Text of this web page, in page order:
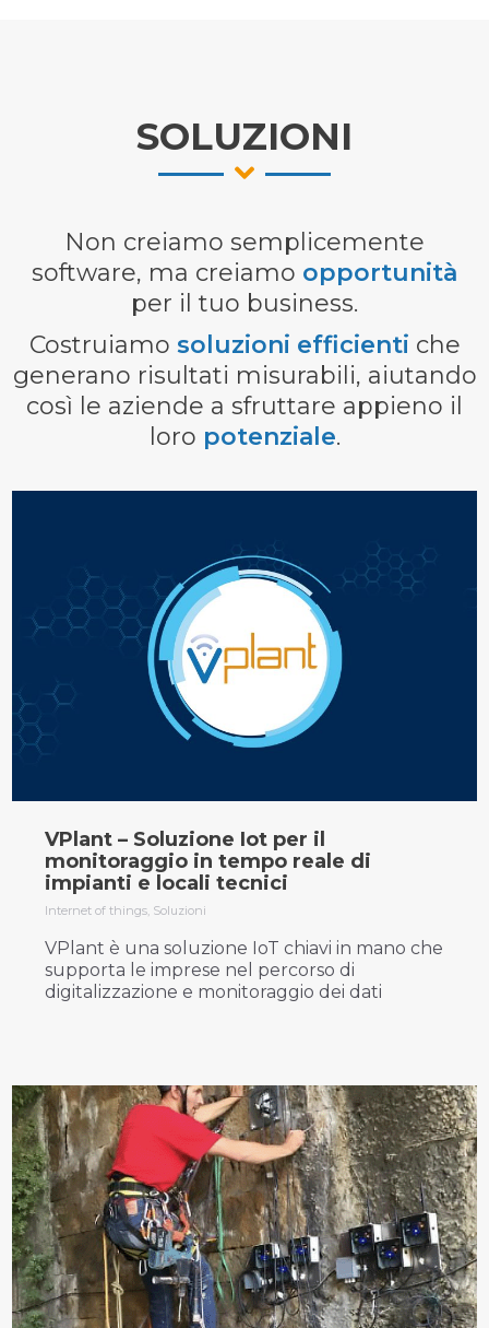
SOLUZIONI
Non creiamo semplicemente
software, ma creiamo opportunità
per il tuo business.
Costruiamo soluzioni efficienti che
generano risultati misurabili, aiutando
così le aziende a sfruttare appieno il
loro potenziale.
VPlant – Soluzione Iot per il
monitoraggio in tempo reale di
impianti e locali tecnici
Internet of things Soluzioni
VPlant è una soluzione IoT chiavi in mano che
supporta le imprese nel percorso di
digitalizzazione e monitoraggio dei dati